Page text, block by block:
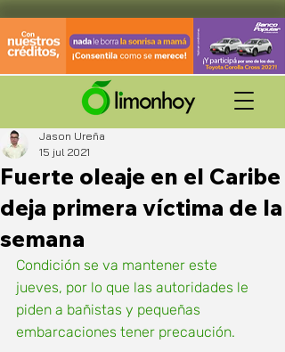
Fuerte oleaje en el Caribe
deja primera víctima de la
semana
Jason Ureña
15 jul 2021
Condición se va mantener este
jueves, por lo que las autoridades le
piden a bañistas y pequeñas
embarcaciones tener precaución.